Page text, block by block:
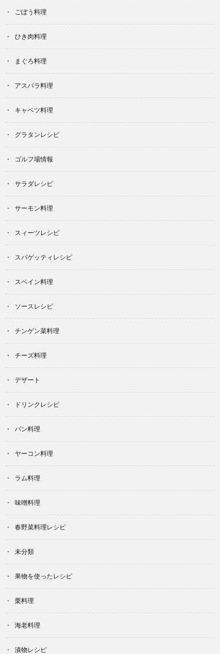
ごぼう料理
ひき肉料理
まぐろ料理
アスパラ料理
キャベツ料理
グラタンレシピ
ゴルフ場情報
サラダレシピ
サーモン料理
スィーツレシピ
スパゲッティレシピ
スペイン料理
ソースレシピ
チンゲン菜料理
チーズ料理
デザート
ドリンクレシピ
パン料理
ヤーコン料理
ラム料理
味噌料理
春野菜料理レシピ
未分類
果物を使ったレシピ
栗料理
海老料理
漬物レシピ